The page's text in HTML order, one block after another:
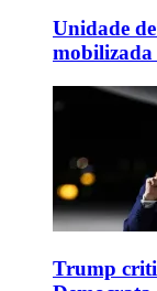
Unidade
mobilizada
Trump